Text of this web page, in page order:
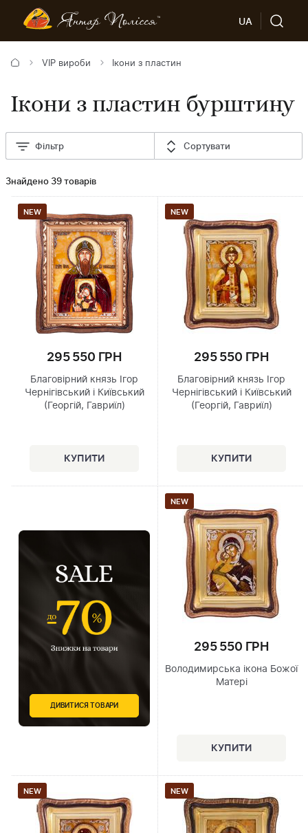
UA
VIP вироби Ікони з пластин
Ікони з пластин бурштину
Фільтр Сортувати
Знайдено 39 товарів
NEW
295 550 ГРН
Благовірний князь Ігор
Чернігівський і Київський
(Георгій, Гавриїл)
NEW
295 550 ГРН
Благовірний князь Ігор
Чернігівський і Київський
(Георгій, Гавриїл)
ДИВИТИСЯ ТОВАРИ
NEW
295 550 ГРН
Володимирська ікона Божої
Матері
NEW NEW